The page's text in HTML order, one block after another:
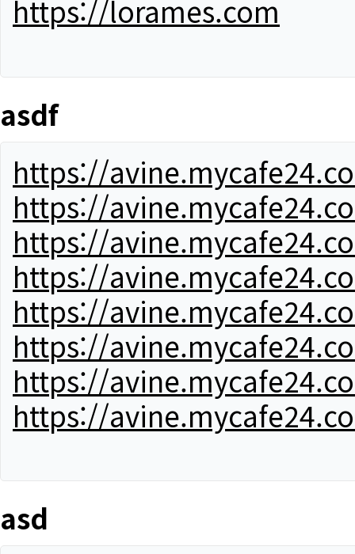
https://lorames.com
asdf
https://
https://
https://
https://
https://
https://
https://
https://
asd